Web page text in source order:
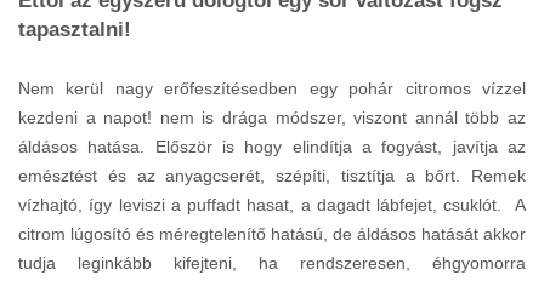
tapasztalni!
Nem kerül nagy erőfeszítésedben egy pohár citromos vízzel
kezdeni a napot! nem is drága módszer, viszont annál több az
áldásos hatása. Először is hogy elindítja a fogyást, javítja az
emésztést és az anyagcserét, szépíti, tisztítja a bőrt. Remek
vízhajtó, így leviszi a puffadt hasat, a dagadt lábfejet, csuklót. A
citrom lúgosító és méregtelenítő hatású, de áldásos hatását akkor
tudja leginkább kifejteni, ha rendszeresen, éhgyomorra